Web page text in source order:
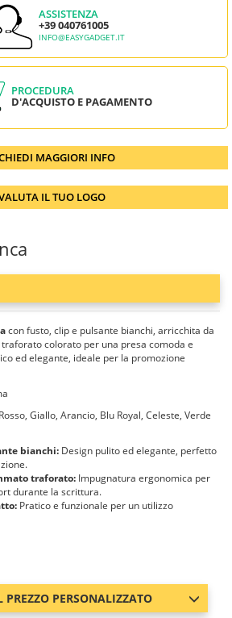
ASSISTENZA
+39 040761005
INFO@EASYGADGET.IT
PROCEDURA
D'ACQUISTO E PAGAMENTO
MAGGIORI INFO
IL TUO LOGO
con fusto, clip e pulsante bianchi, arricchita da
colorato per una presa comoda e
ed elegante, ideale per la promozione
Giallo, Arancio, Blu Royal, Celeste, Verde
bianchi: Design pulito ed elegante, perfetto
traforato: Impugnatura ergonomica per
durante la scrittura.
Pratico e funzionale per un utilizzo
PREZZO PERSONALIZZATO